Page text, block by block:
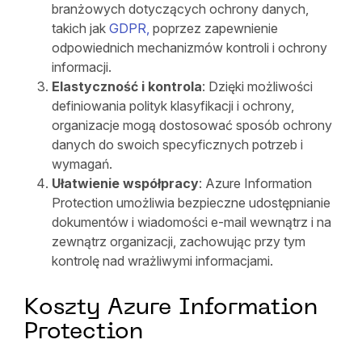
branżowych dotyczących ochrony danych,
takich jak GDPR, poprzez zapewnienie
odpowiednich mechanizmów kontroli i ochrony
informacji.
Elastyczność i kontrola: Dzięki możliwości
definiowania polityk klasyfikacji i ochrony,
organizacje mogą dostosować sposób ochrony
danych do swoich specyficznych potrzeb i
wymagań.
Ułatwienie współpracy: Azure Information
Protection umożliwia bezpieczne udostępnianie
dokumentów i wiadomości e-mail wewnątrz i na
zewnątrz organizacji, zachowując przy tym
kontrolę nad wrażliwymi informacjami.
Koszty Azure Information
Protection